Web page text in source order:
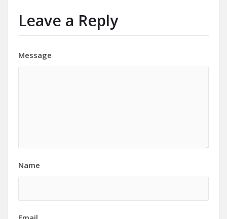
Leave a Reply
Message
Name